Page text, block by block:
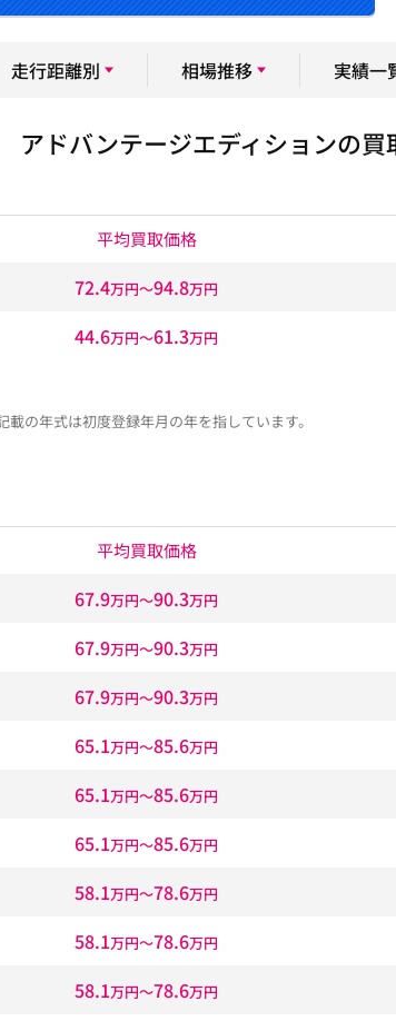
走行距離別 相場推移 実績一
ドバンテージエディションの買
平均買取価格
72.4万円〜94.8万円
44.6万円〜61.3万円
載の年式は初度登録年月の年を指しています。
平均買取価格
67.9万円〜90.3万円
67.9万円〜90.3万円
67.9万円〜90.3万円
65.1万円〜85.6万円
65.1万円〜85.6万円
65.1万円〜85.6万円
58.1万円〜78.6万円
58.1万円〜78.6万円
58.1万円〜78.6万円